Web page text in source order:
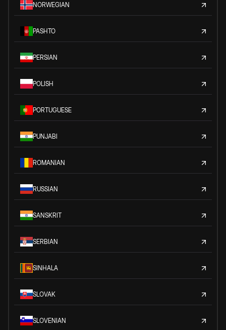
NORWEGIAN
PASHTO
PERSIAN
POLISH
PORTUGUESE
PUNJABI
ROMANIAN
RUSSIAN
SANSKRIT
SERBIAN
SINHALA
SLOVAK
SLOVENIAN